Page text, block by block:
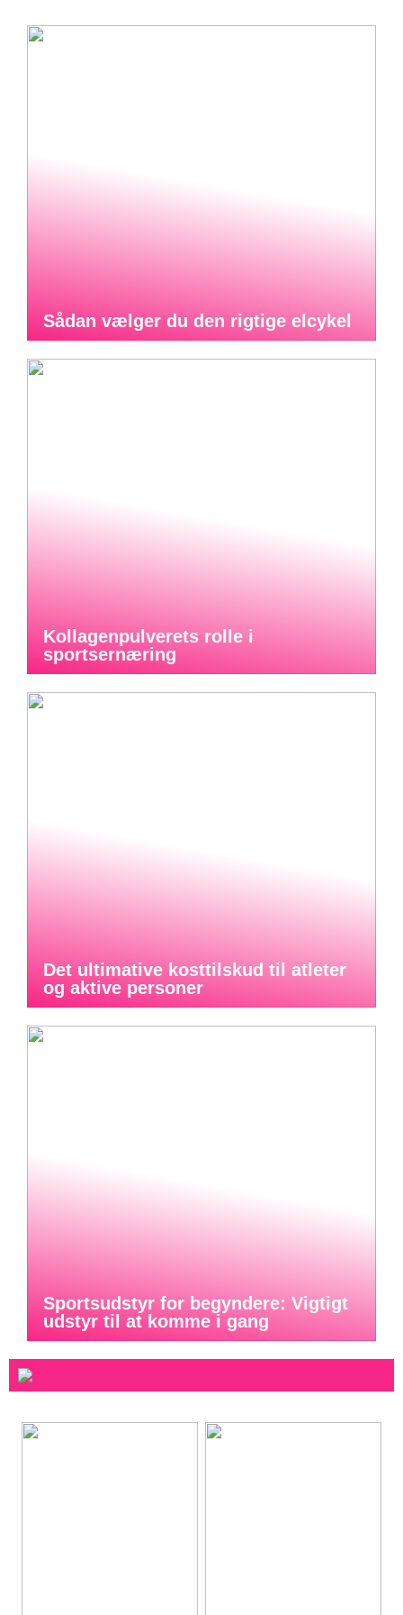
Sådan vælger du den rigtige elcykel
Kollagenpulverets rolle i
sportsernæring
Det ultimative kosttilskud til atleter
og aktive personer
Sportsudstyr for begyndere: Vigtigt
udstyr til at komme i gang